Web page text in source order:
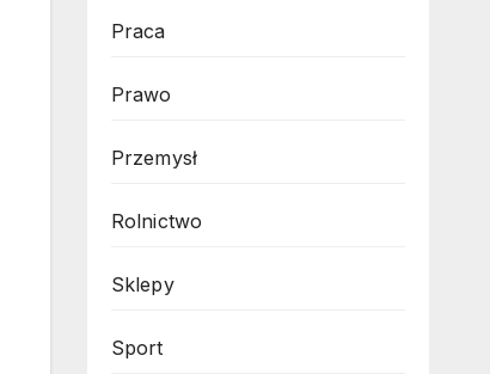
Praca
Prawo
Przemysł
Rolnictwo
Sklepy
Sport